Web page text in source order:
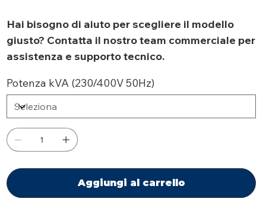
Hai bisogno di aiuto per scegliere il modello
giusto? Contatta il nostro team commerciale per
assistenza e supporto tecnico.
Potenza kVA (230/400V 50Hz)
Aggiungi al carrello